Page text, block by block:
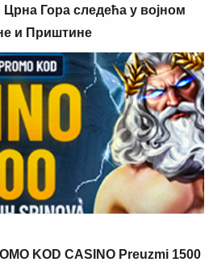
Гора следећа у војном
и Приштине
KOD CASINO Preuzmi 1500